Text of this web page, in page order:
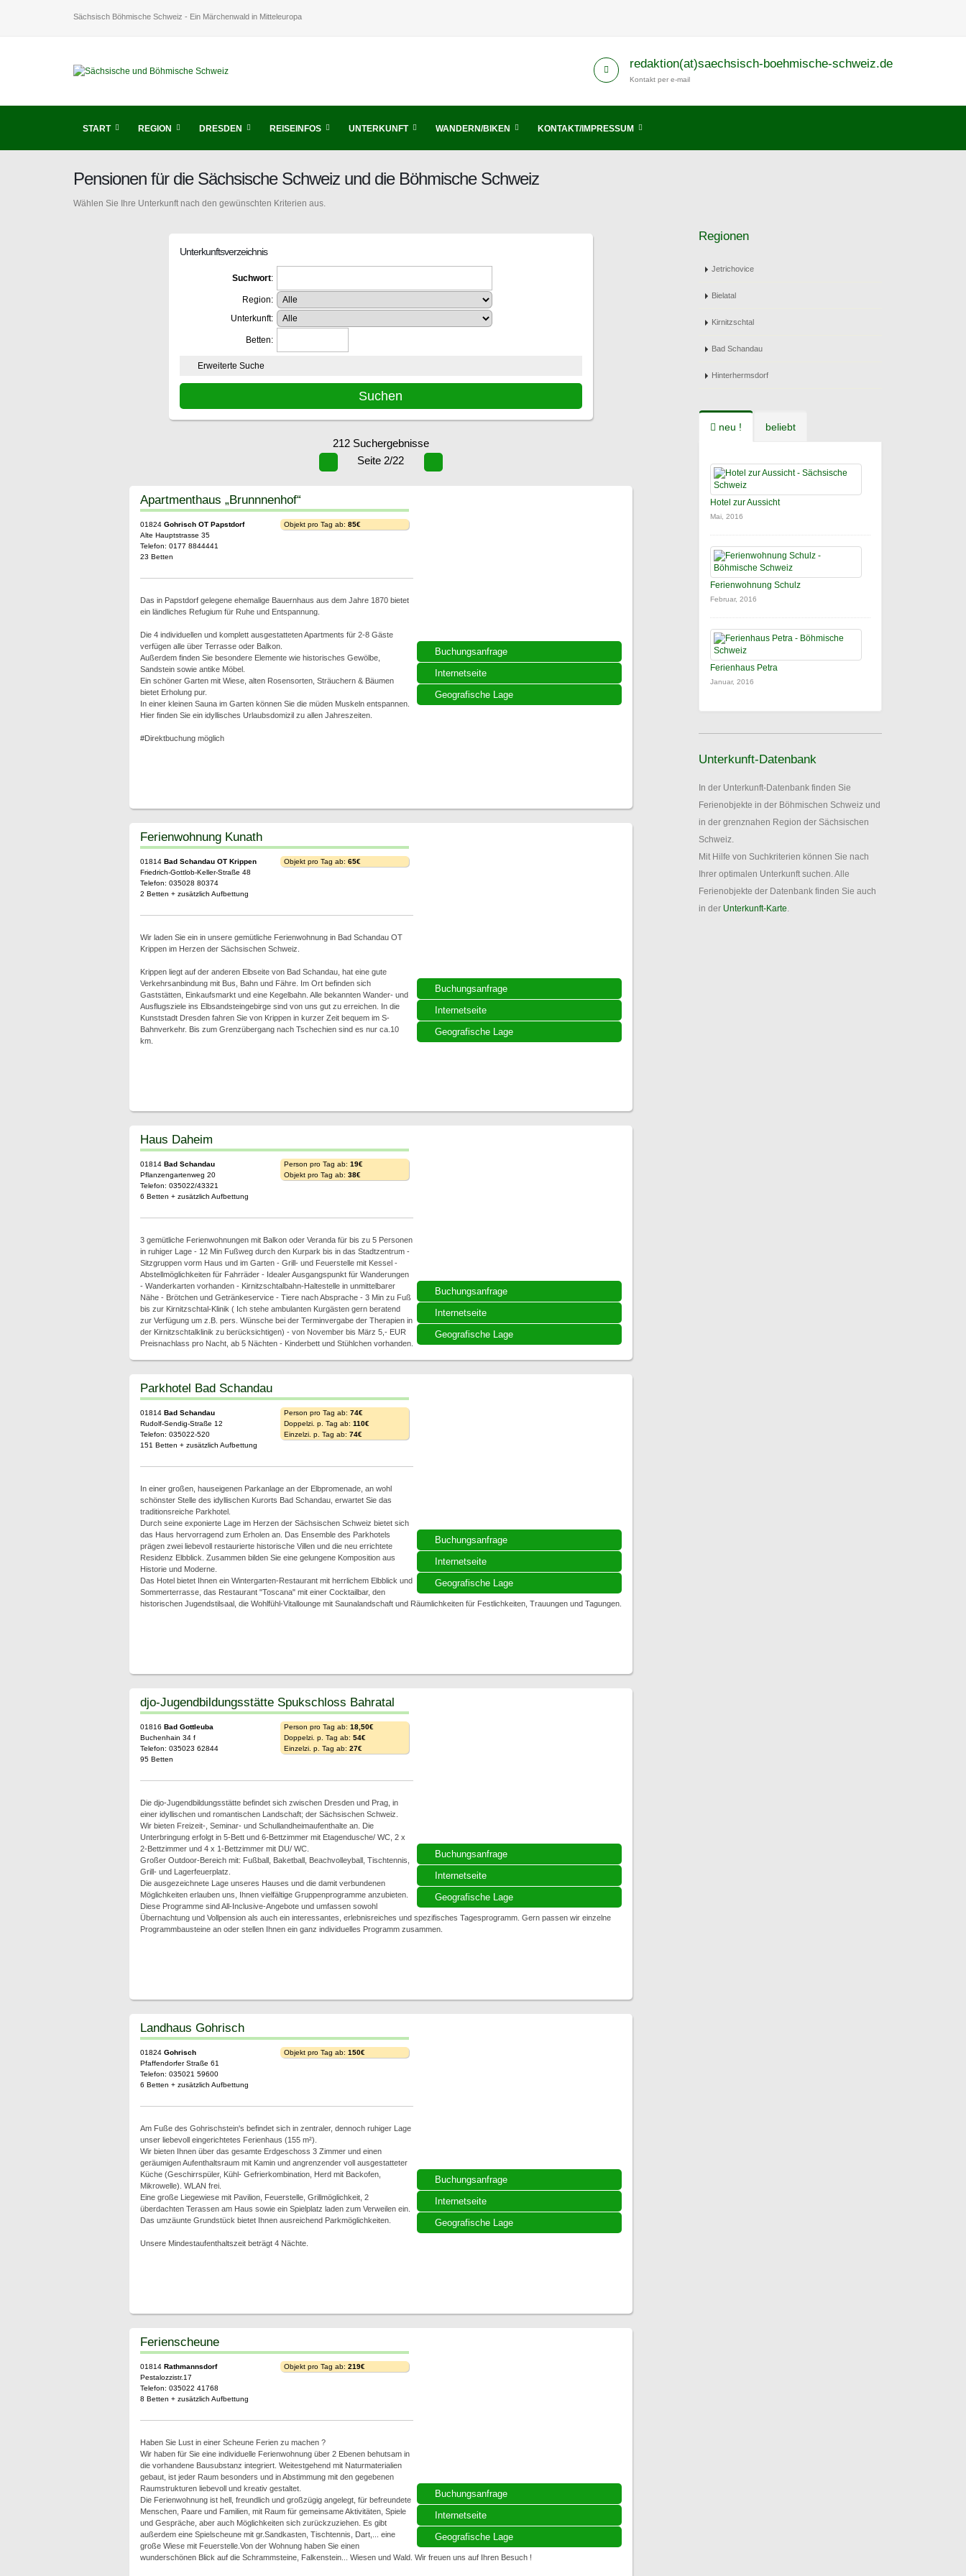
Sächsisch Böhmische Schweiz - Ein Märchenwald in Mitteleuropa
redaktion(at)saechsisch-boehmische-schweiz.de
Kontakt per e-mail
START REGION DRESDEN REISEINFOS UNTERKUNFT WANDERN/BIKEN KONTAKT/IMPRESSUM
Pensionen für die Sächsische Schweiz und die Böhmische Schweiz
Wählen Sie Ihre Unterkunft nach den gewünschten Kriterien aus.
Unterkunftsverzeichnis
Suchwort:
Region:
Unterkunft:
Betten:
Erweiterte Suche
212 Suchergebnisse
Seite 2/22
Buchungsanfrage
Internetseite
Geografische Lage
Apartmenthaus „Brunnnenhof“
01824 Gohrisch OT Papstdorf
Alte Hauptstrasse 35
Telefon: 0177 8844441
23 Betten
Objekt pro Tag ab: 85€
Das in Papstdorf gelegene ehemalige Bauernhaus aus dem Jahre 1870 bietet
ein ländliches Refugium für Ruhe und Entspannung.
Die 4 individuellen und komplett ausgestatteten Apartments für 2-8 Gäste
verfügen alle über Terrasse oder Balkon.
Außerdem finden Sie besondere Elemente wie historisches Gewölbe,
Sandstein sowie antike Möbel.
Ein schöner Garten mit Wiese, alten Rosensorten, Sträuchern & Bäumen
bietet Erholung pur.
In einer kleinen Sauna im Garten können Sie die müden Muskeln entspannen.
Hier finden Sie ein idyllisches Urlaubsdomizil zu allen Jahreszeiten.
#Direktbuchung möglich
Buchungsanfrage
Internetseite
Geografische Lage
Ferienwohnung Kunath
01814 Bad Schandau OT Krippen
Friedrich-Gottlob-Keller-Straße 48
Telefon: 035028 80374
2 Betten + zusätzlich Aufbettung
Objekt pro Tag ab: 65€
Wir laden Sie ein in unsere gemütliche Ferienwohnung in Bad Schandau OT
Krippen im Herzen der Sächsischen Schweiz.
Krippen liegt auf der anderen Elbseite von Bad Schandau, hat eine gute
Verkehrsanbindung mit Bus, Bahn und Fähre. Im Ort befinden sich
Gaststätten, Einkaufsmarkt und eine Kegelbahn. Alle bekannten Wander- und
Ausflugsziele ins Elbsandsteingebirge sind von uns gut zu erreichen. In die
Kunststadt Dresden fahren Sie von Krippen in kurzer Zeit bequem im S-
Bahnverkehr. Bis zum Grenzübergang nach Tschechien sind es nur ca.10
km.
Buchungsanfrage
Internetseite
Geografische Lage
Haus Daheim
01814 Bad Schandau
Pflanzengartenweg 20
Telefon: 035022/43321
6 Betten + zusätzlich Aufbettung
Person pro Tag ab: 19€
Objekt pro Tag ab: 38€
3 gemütliche Ferienwohnungen mit Balkon oder Veranda für bis zu 5 Personen
in ruhiger Lage - 12 Min Fußweg durch den Kurpark bis in das Stadtzentrum -
Sitzgruppen vorm Haus und im Garten - Grill- und Feuerstelle mit Kessel -
Abstellmöglichkeiten für Fahrräder - Idealer Ausgangspunkt für Wanderungen
- Wanderkarten vorhanden - Kirnitzschtalbahn-Haltestelle in unmittelbarer
Nähe - Brötchen und Getränkeservice - Tiere nach Absprache - 3 Min zu Fuß
bis zur Kirnitzschtal-Klinik ( Ich stehe ambulanten Kurgästen gern beratend
zur Verfügung um z.B. pers. Wünsche bei der Terminvergabe der Therapien in
der Kirnitzschtalklinik zu berücksichtigen) - von November bis März 5,- EUR
Preisnachlass pro Nacht, ab 5 Nächten - Kinderbett und Stühlchen vorhanden.
Buchungsanfrage
Internetseite
Geografische Lage
Parkhotel Bad Schandau
01814 Bad Schandau
Rudolf-Sendig-Straße 12
Telefon: 035022-520
151 Betten + zusätzlich Aufbettung
Person pro Tag ab: 74€
Doppelzi. p. Tag ab: 110€
Einzelzi. p. Tag ab: 74€
In einer großen, hauseigenen Parkanlage an der Elbpromenade, an wohl
schönster Stelle des idyllischen Kurorts Bad Schandau, erwartet Sie das
traditionsreiche Parkhotel.
Durch seine exponierte Lage im Herzen der Sächsischen Schweiz bietet sich
das Haus hervorragend zum Erholen an. Das Ensemble des Parkhotels
prägen zwei liebevoll restaurierte historische Villen und die neu errichtete
Residenz Elbblick. Zusammen bilden Sie eine gelungene Komposition aus
Historie und Moderne.
Das Hotel bietet Ihnen ein Wintergarten-Restaurant mit herrlichem Elbblick und
Sommerterrasse, das Restaurant "Toscana" mit einer Cocktailbar, den
historischen Jugendstilsaal, die Wohlfühl-Vitallounge mit Saunalandschaft und Räumlichkeiten für Festlichkeiten, Trauungen und Tagungen.
Buchungsanfrage
Internetseite
Geografische Lage
djo-Jugendbildungsstätte Spukschloss Bahratal
01816 Bad Gottleuba
Buchenhain 34 f
Telefon: 035023 62844
95 Betten
Person pro Tag ab: 18,50€
Doppelzi. p. Tag ab: 54€
Einzelzi. p. Tag ab: 27€
Die djo-Jugendbildungsstätte befindet sich zwischen Dresden und Prag, in
einer idyllischen und romantischen Landschaft; der Sächsischen Schweiz.
Wir bieten Freizeit-, Seminar- und Schullandheimaufenthalte an. Die
Unterbringung erfolgt in 5-Bett und 6-Bettzimmer mit Etagendusche/ WC, 2 x
2-Bettzimmer und 4 x 1-Bettzimmer mit DU/ WC.
Großer Outdoor-Bereich mit: Fußball, Baketball, Beachvolleyball, Tischtennis,
Grill- und Lagerfeuerplatz.
Die ausgezeichnete Lage unseres Hauses und die damit verbundenen
Möglichkeiten erlauben uns, Ihnen vielfältige Gruppenprogramme anzubieten.
Diese Programme sind All-Inclusive-Angebote und umfassen sowohl
Übernachtung und Vollpension als auch ein interessantes, erlebnisreiches und spezifisches Tagesprogramm. Gern passen wir einzelne
Programmbausteine an oder stellen Ihnen ein ganz individuelles Programm zusammen.
Buchungsanfrage
Internetseite
Geografische Lage
Landhaus Gohrisch
01824 Gohrisch
Pfaffendorfer Straße 61
Telefon: 035021 59600
6 Betten + zusätzlich Aufbettung
Objekt pro Tag ab: 150€
Am Fuße des Gohrischstein's befindet sich in zentraler, dennoch ruhiger Lage
unser liebevoll eingerichtetes Ferienhaus (155 m²).
Wir bieten Ihnen über das gesamte Erdgeschoss 3 Zimmer und einen
geräumigen Aufenthaltsraum mit Kamin und angrenzender voll ausgestatteter
Küche (Geschirrspüler, Kühl- Gefrierkombination, Herd mit Backofen,
Mikrowelle). WLAN frei.
Eine große Liegewiese mit Pavilion, Feuerstelle, Grillmöglichkeit, 2
überdachten Terassen am Haus sowie ein Spielplatz laden zum Verweilen ein.
Das umzäunte Grundstück bietet Ihnen ausreichend Parkmöglichkeiten.
Unsere Mindestaufenthaltszeit beträgt 4 Nächte.
Buchungsanfrage
Internetseite
Geografische Lage
Ferienscheune
01814 Rathmannsdorf
Pestalozzistr.17
Telefon: 035022 41768
8 Betten + zusätzlich Aufbettung
Objekt pro Tag ab: 219€
Haben Sie Lust in einer Scheune Ferien zu machen ?
Wir haben für Sie eine individuelle Ferienwohnung über 2 Ebenen behutsam in
die vorhandene Bausubstanz integriert. Weitestgehend mit Naturmaterialien
gebaut, ist jeder Raum besonders und in Abstimmung mit den gegebenen
Raumstrukturen liebevoll und kreativ gestaltet.
Die Ferienwohnung ist hell, freundlich und großzügig angelegt, für befreundete
Menschen, Paare und Familien, mit Raum für gemeinsame Aktivitäten, Spiele
und Gespräche, aber auch Möglichkeiten sich zurückzuziehen. Es gibt
außerdem eine Spielscheune mit gr.Sandkasten, Tischtennis, Dart,... eine
große Wiese mit Feuerstelle.Von der Wohnung haben Sie einen
wunderschönen Blick auf die Schrammsteine, Falkenstein... Wiesen und Wald. Wir freuen uns auf Ihren Besuch !
Regionen
Jetrichovice
Bielatal
Kirnitzschtal
Bad Schandau
Hinterhermsdorf
neu ! beliebt
Hotel zur Aussicht
Mai, 2016
Ferienwohnung Schulz
Februar, 2016
Ferienhaus Petra
Januar, 2016
Unterkunft-Datenbank
In der Unterkunft-Datenbank finden Sie
Ferienobjekte in der Böhmischen Schweiz und
in der grenznahen Region der Sächsischen
Schweiz.
Mit Hilfe von Suchkriterien können Sie nach
Ihrer optimalen Unterkunft suchen. Alle
Ferienobjekte der Datenbank finden Sie auch
in der Unterkunft-Karte.